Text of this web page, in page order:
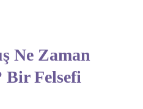
Ne Zaman
Bir Felsefi